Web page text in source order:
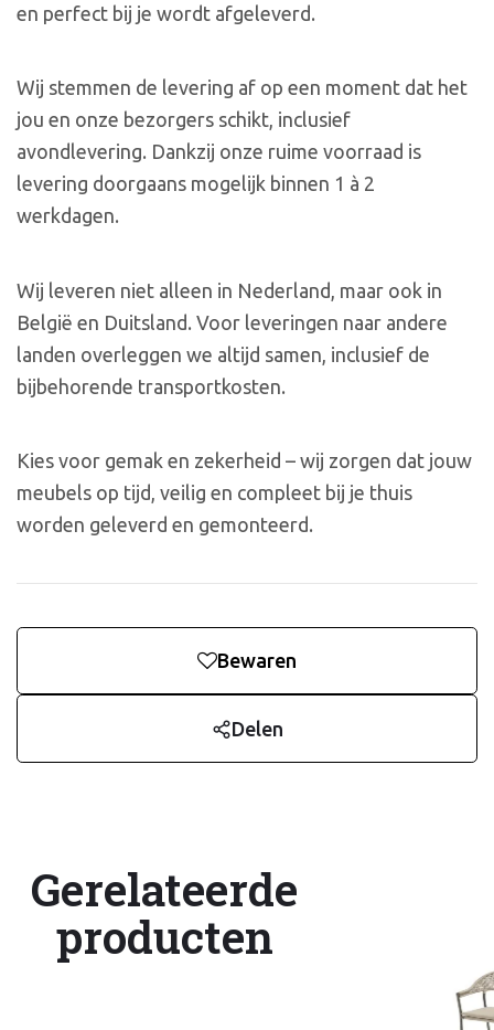
en perfect bij je wordt afgeleverd.
Wij stemmen de levering af op een moment dat het
jou en onze bezorgers schikt, inclusief
avondlevering. Dankzij onze ruime voorraad is
levering doorgaans mogelijk binnen 1 à 2
werkdagen.
Wij leveren niet alleen in Nederland, maar ook in
België en Duitsland. Voor leveringen naar andere
landen overleggen we altijd samen, inclusief de
bijbehorende transportkosten.
Kies voor gemak en zekerheid – wij zorgen dat jouw
meubels op tijd, veilig en compleet bij je thuis
worden geleverd en gemonteerd.
Bewaren
Delen
Gerelateerde
producten